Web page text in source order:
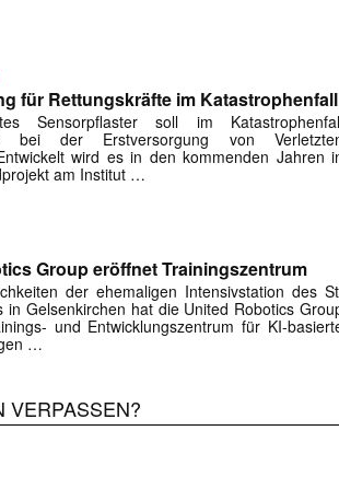
für Rettungskräfte im Katastrophenfall
Sensorpflaster soll im
bei der Erstversorgung von
wird es in den kommenden Jahren
am Institut …
Group eröffnet Trainingszentrum
der ehemaligen Intensivstation des
in Gelsenkirchen hat die United Robotics
und Entwicklungszentrum für KI-
…
VERPASSEN?